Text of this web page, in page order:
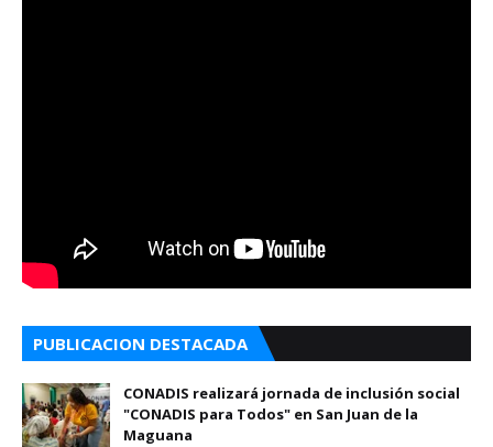
PUBLICACION DESTACADA
CONADIS realizará jornada de inclusión social
"CONADIS para Todos" en San Juan de la
Maguana